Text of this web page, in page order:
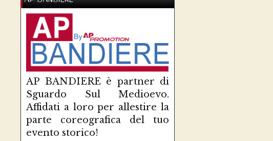
AP BANDIERE è partner di
Sguardo Sul Medioevo.
Affidati a loro per allestire la
parte coreografica del tuo
evento storico!